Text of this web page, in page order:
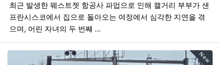
최근 발생한 웨스트젯 항공사 파업으로 인해 캘거리 부부가 샌
프란시스코에서 집으로 돌아오는 여정에서 심각한 지연을 겪
으며, 어린 자녀의 두 번째 …
New